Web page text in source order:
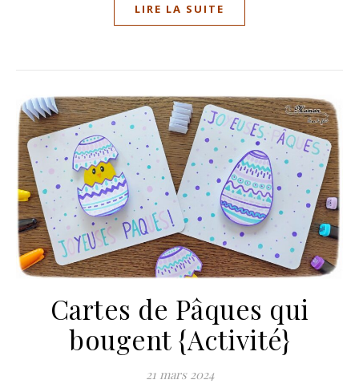
LIRE LA SUITE
Cartes de Pâques qui
bougent {Activité}
21 mars 2024